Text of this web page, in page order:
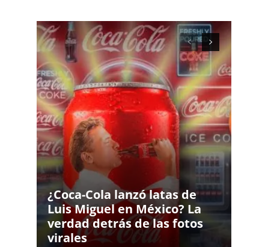
¿Coca-Cola lanzó latas de
Luis Miguel en México? La
verdad detrás de las fotos
virales